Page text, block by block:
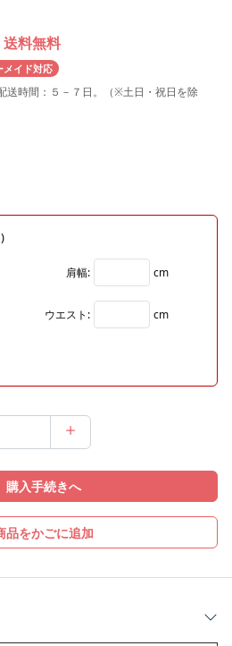
送料無料
メイド対応
送時間：５－７日。（※土日・祝日を除
肩幅: cm
ウエスト: cm
購入手続きへ
品をかごに追加